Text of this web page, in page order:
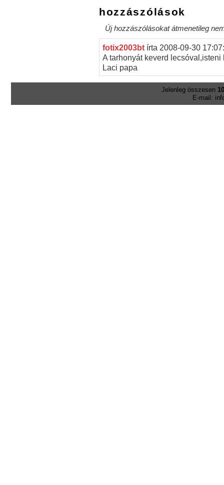
hozzászólások
Új hozzászólásokat átmenetileg
fotix2003bt írta 2008-09-30
A tarhonyát keverd
Laci papa
Jelenleg összesen
E-mail: